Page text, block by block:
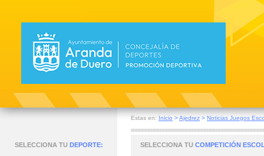
Estas en: Inicio >Ajedrez > Noticias Juegos
SELECCIONA TU DEPORTE: SELECCIONA TU COMPETICIÓN